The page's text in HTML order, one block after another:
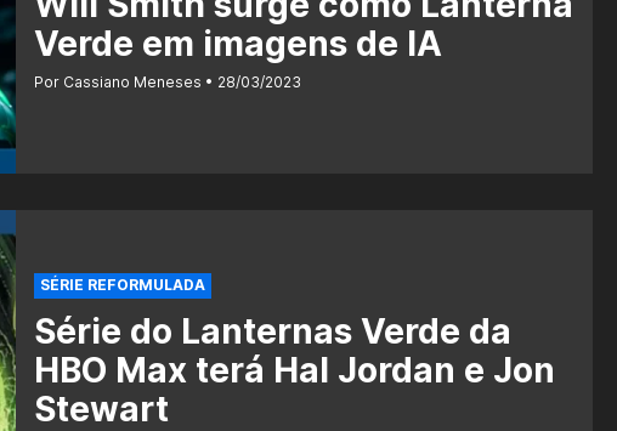
Verde em imagens de IA
Por Cassiano Meneses 28/03/2023
SÉRIE REFORMULADA
Série do Lanternas Verde da
HBO Max terá Hal Jordan e Jon
Stewart